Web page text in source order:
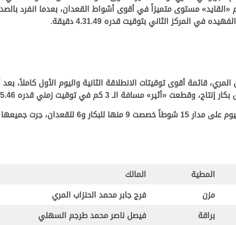
4.30.15 دقيقة، وقدم «القايد» مستوى متميزاً في أقوى أشواط القعدان،
في المركز الثاني بتوقيت قدره 4.31.49 دقيقة.
، قائمة أقوى توقيتات الانطلاقة الثانية واليوم الأول
مسافة الـ 3 كم في توقيت زمني قدره 4.25.46 دقيقة.
المطية المالك
مزن فرج جابر محمد الحنزاب المري
براقة فيصل ناصر محمد طرجم السهلي